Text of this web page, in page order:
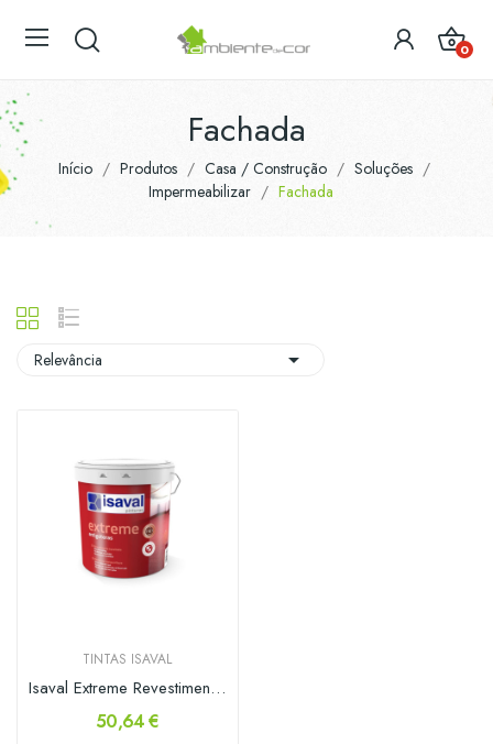
0
Fachada
Início Produtos Casa / Construção
Soluções
Impermeabilizar
Fachada
Relevância 
TINTAS ISAVAL
Isaval Extreme Revestimento Elástico...
50,64 €